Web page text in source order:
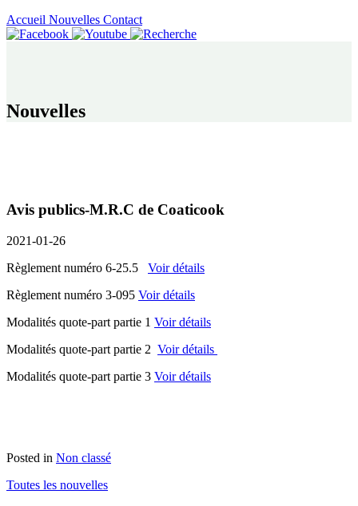
Accueil Nouvelles Contact
Nouvelles
Avis publics-M.R.C de Coaticook
2021-01-26
Règlement numéro 6-25.5 Voir détails
Règlement numéro 3-095 Voir détails
Modalités quote-part partie 1 Voir détails
Modalités quote-part partie 2 Voir détails
Modalités quote-part partie 3 Voir détails
Posted in Non classé
Toutes les nouvelles